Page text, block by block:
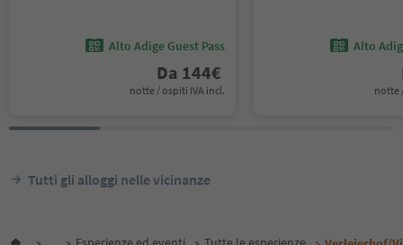
Alto Adige Guest Pass
Da 144€
notte / ospiti IVA incl.
Alto
notte
Tutti gli alloggi nelle vicinanze